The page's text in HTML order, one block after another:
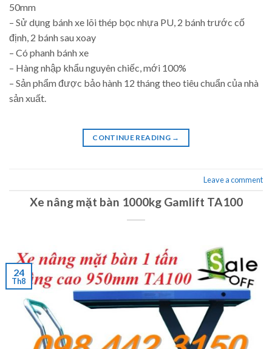
50mm
– Sử dụng bánh xe lõi thép bọc nhựa PU, 2 bánh trước cố
định, 2 bánh sau xoay
– Có phanh bánh xe
– Hàng nhập khẩu nguyên chiếc, mới 100%
– Sản phẩm được bảo hành 12 tháng theo tiêu chuẩn của nhà
sản xuất.
CONTINUE READING →
Leave a comment
Xe nâng mặt bàn 1000kg Gamlift TA100
24
Th8